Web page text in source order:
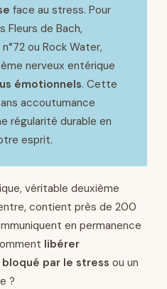
face au stress. Pour
de Bach,
ou Rock Water,
nerveux entérique
émotionnels. Cette
accoutumance
régularité durable en
esprit.
véritable deuxième
contient près de 200
en permanence
libérer
par le stress ou un
?